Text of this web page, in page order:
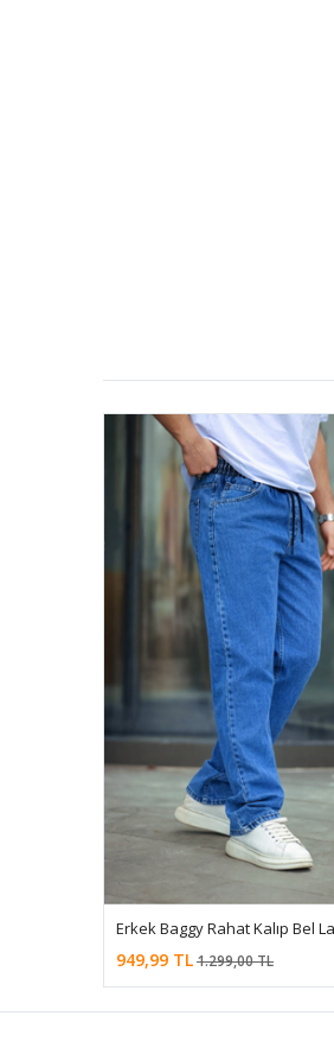
Keten Bağcıklı Jogger Pantolon
849,99 TL999,00 TL